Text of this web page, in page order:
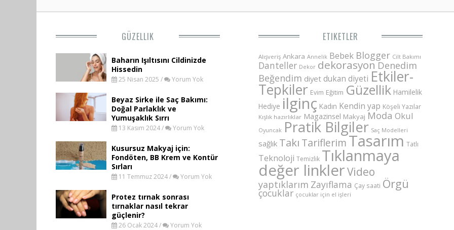
GÜZELLIK
Baharın Işıltısını Cildinizde
Hissedin
25 Nisan 2025 / Yorum Yok
Beyaz Sirke ile Saç Bakımı:
Doğal Parlaklık ve
Yumuşaklık Sırrı
13 Kasım 2024 / Yorum Yok
Kusursuz Makyaj için:
Fondöten, BB Krem ve Kontür
Sırları
11 Temmuz 2024 / Yorum Yok
Protez tırnak sonrası
tırnaklar nasıl tekrar
güçlenir?
26 Ocak 2024 / Yorum Yok
ETIKETLER
Alışveriş Ankara Annelik Bebek Blogger Cilt Bakımı
Danteller Dekor dekorasyon Denedim
Beğendim diyet dukan diyeti Etkiler-
Tepkiler Evim Eğitim Güzellik Hamilelik
Hediye ilginç Kadın Kendin yap Köşeli Yazılar
Kışlık hazırlıklar Magazinsel Makyaj Moda Okul
Oyuncak Pratik Bilgiler Saç Modelleri
sağlık Takı Tariflerim Tasarım Tatlı
Teknoloji Temizlik Tıklanmaya
değer linklerVideo
yaptıklarım Zayıflama Çay saati Örgü
çocuklar çocuklar için el işleri